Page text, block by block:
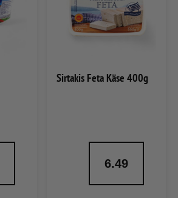
Sirtakis Feta Käse 400g
6.49